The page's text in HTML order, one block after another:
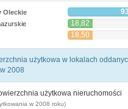
Oleckie
18,82
18,50
użytkowa w lokalach
2008
użytkowa nieruchomości
w 2008 roku)